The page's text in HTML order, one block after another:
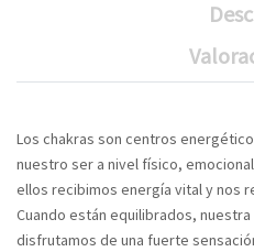
Los chakras son centros
nuestro ser a nivel físico,
ellos recibimos energía vital y nos
Cuando están equilibrados,
disfrutamos de una fuerte